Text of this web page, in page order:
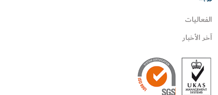
الفعاليات
آخر الأخبار